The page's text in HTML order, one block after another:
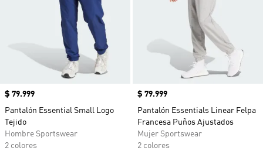
Precio
$ 79.999
Pantalón Essential Small Logo
Tejido
Hombre Sportswear
2 colores
Precio
$ 79.999
Pantalón Essentials Linear Felpa
Francesa Puños Ajustados
Mujer Sportswear
2 colores